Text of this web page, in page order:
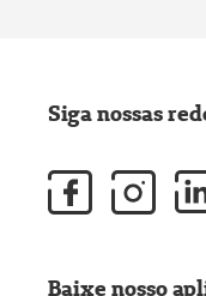
Siga nossas
Baixe nosso